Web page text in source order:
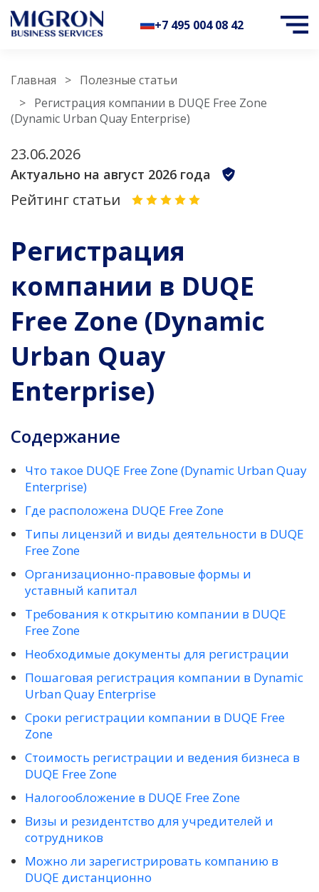
+7 495 004 08 42
Главная
Полезные статьи
Регистрация компании в DUQE Free Zone
(Dynamic Urban Quay Enterprise)
23.06.2026
Актуально на август 2026 года
Рейтинг статьи
Регистрация
компании в DUQE
Free Zone (Dynamic
Urban Quay
Enterprise)
Содержание
Что такое DUQE Free Zone (Dynamic Urban Quay
Enterprise)
Где расположена DUQE Free Zone
Типы лицензий и виды деятельности в DUQE
Free Zone
Организационно-правовые формы и
уставный капитал
Требования к открытию компании в DUQE
Free Zone
Необходимые документы для регистрации
Пошаговая регистрация компании в Dynamic
Urban Quay Enterprise
Сроки регистрации компании в DUQE Free
Zone
Стоимость регистрации и ведения бизнеса в
DUQE Free Zone
Налогообложение в DUQE Free Zone
Визы и резидентство для учредителей и
сотрудников
Можно ли зарегистрировать компанию в
DUQE дистанционно